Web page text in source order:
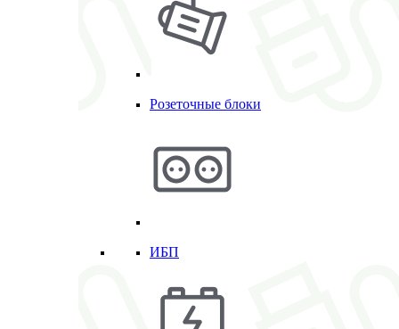
Розеточные блоки
ИБП